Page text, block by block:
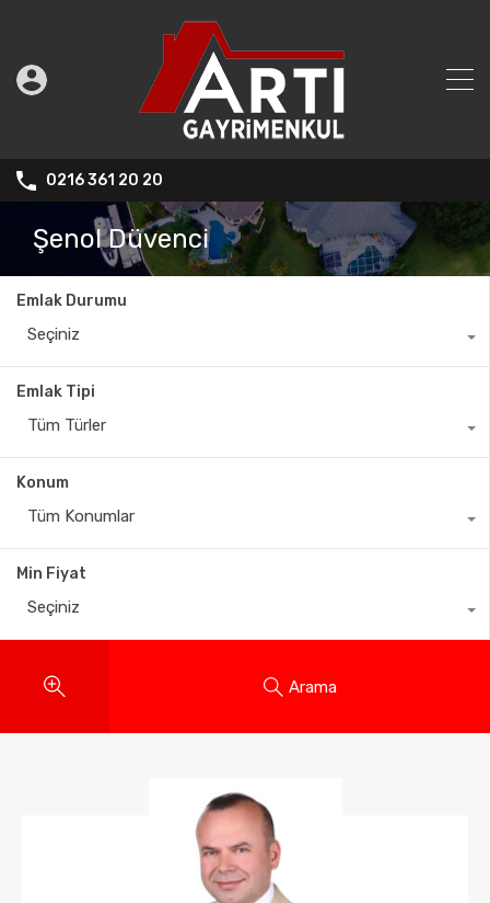
0216 361 20 20
Şenol Düvenci
Emlak Durumu
Seçiniz
Emlak Tipi
Tüm Türler
Konum
Tüm Konumlar
Min Fiyat
Seçiniz
Arama